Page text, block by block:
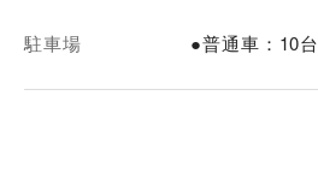
駐車場 ●普通車：10台